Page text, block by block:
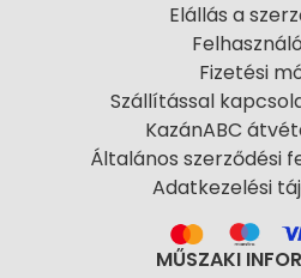
Elállás a
Fizetési
Szállítással
KazánABC
Általános szerződési
Adatkezelési
MŰSZAKI